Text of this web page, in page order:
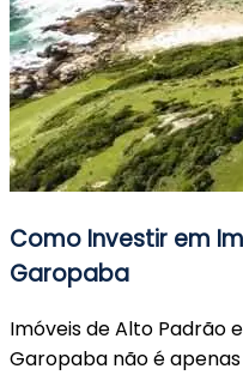
Como Investir em
Garopaba
Imóveis de Alto Padrão
Garopaba não é